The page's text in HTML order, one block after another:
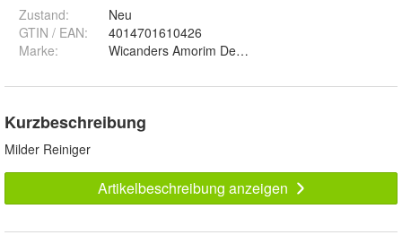
Zustand:
Neu
GTIN / EAN:
4014701610426
Marke:
Wicanders Amorim Deutschland Gmbh
Kurzbeschreibung
Milder Reiniger
Artikelbeschreibung anzeigen